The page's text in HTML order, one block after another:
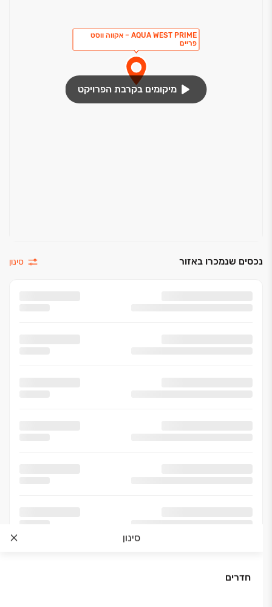
AQUA WEST PRIME – אקווה ווסט
פריים
מיקומים בקרבת הפרויקט
נכסים שנמכרו באזור סינון
סינון
חדרים